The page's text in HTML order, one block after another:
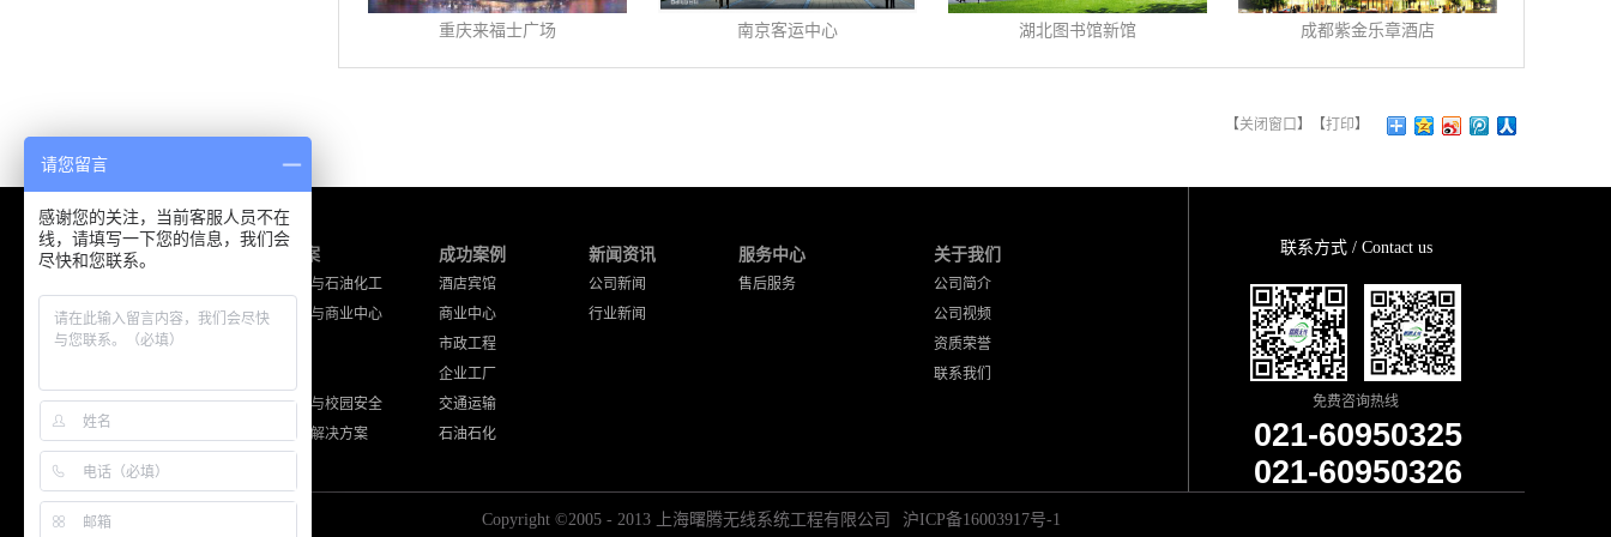
重庆来福士广场 南京客运中心 湖北图书馆新馆 成都紫金乐章酒店
【关闭窗口 】【打印】
产品中心
摩托罗拉产品
通讯工程设备
解决方案
工厂企业与石油化工
酒店宾馆与商业中心
住宅小区与校园安全
其他应用解决方案
成功案例
酒店宾馆
商业中心
市政工程
企业工厂
交通运输
石油石化
新闻资讯
公司新闻
行业新闻
服务中心
售后服务
关于我们
公司简介
公司视频
资质荣誉
联系我们
联系方式 / Contact us
免费咨询热线
021-60950325
021-60950326
Copyright ©2005 - 2013 上海曙腾无线系统工程有限公司 沪ICP备16003917号-1
请您留言
感谢您的关注，当前客服人员不在
线，请填写一下您的信息，我们会
尽快和您联系。